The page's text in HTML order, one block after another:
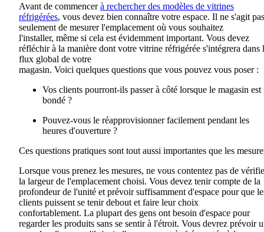
Avant de commencerà rechercher des modèles de vitrines
réfrigérées, vous devez bien connaître votre espace. Il ne s'agit pas
seulement de mesurer l'emplacement où vous souhaitez
l'installer, même si cela est évidemment important. Vous devez
réfléchir à la manière dont votre vitrine réfrigérée s'intégrera dans
flux global de votre
magasin. Voici quelques questions que vous pouvez vous poser :
Vos clients pourront-ils passer à côté lorsque le magasin est
bondé ?
Pouvez-vous le réapprovisionner facilement pendant les
heures d'ouverture ?
Ces questions pratiques sont tout aussi importantes que les
Lorsque vous prenez les mesures, ne vous contentez pas de
la largeur de l'emplacement choisi. Vous devez tenir compte de la
profondeur de l'unité et prévoir suffisamment d'espace pour que
clients puissent se tenir debout et faire leur choix
confortablement. La plupart des gens ont besoin d'espace pour
regarder les produits sans se sentir à l'étroit. Vous devrez prévoir